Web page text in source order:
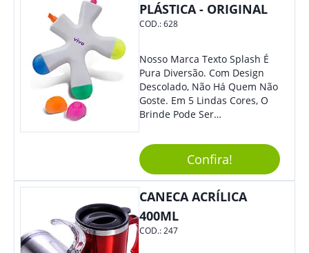
PLÁSTICA - ORIGINAL
COD.:628
Nosso Marca Texto Splash É
Pura Diversão. Com Design
Descolado, Não Há Quem Não
Goste. Em 5 Lindas Cores, O
Brinde Pode Ser
Marca, Demais, Não É? Não
Perca Essa Chance E Ofereça
A Seus Clientes E
Colaboradores.
Confira!
CANECA ACRÍLICA
400ML
COD.:247